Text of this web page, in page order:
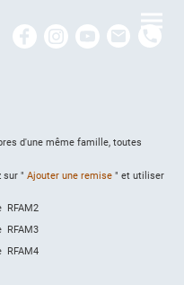
d'une même famille, toutes
sur " Ajouter une remise " et utiliser